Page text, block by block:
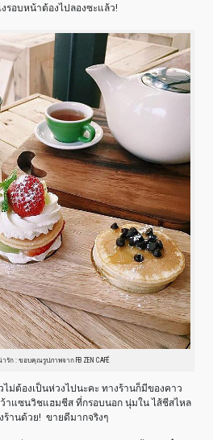
งรอบหน้าต้องไปลองซะแล้ว!
ก : ขอบคุณรูปภาพจาก FB ZEN CAFÉ
ม่ต้องเป็นห่วงไปนะคะ ทางร้านก็มีของคาว
าแซนวิชแฮมชีส ที่กรอบนอก นุ่มใน ไส้ชีสไหล
ร้านด้วย! ขายดีมากจริงๆ